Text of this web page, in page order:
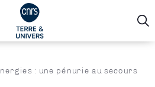
: une pénurie au secours